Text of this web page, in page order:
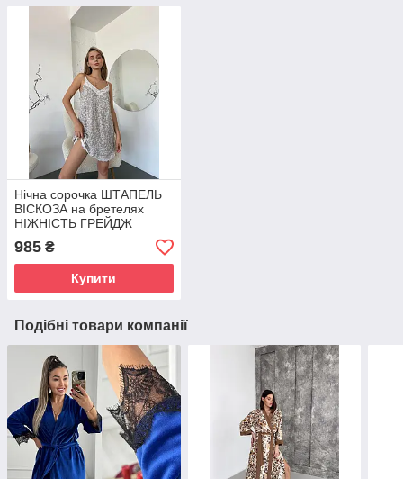
Нічна сорочка ШТАПЕЛЬ
ВІСКОЗА на бретелях
НІЖНІСТЬ ГРЕЙДЖ
S211SH
985 ₴
Купити
Подібні товари компанії